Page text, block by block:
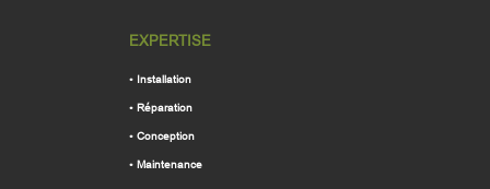
EXPERTISE
• Installation
• Réparation
• Conception
• Maintenance